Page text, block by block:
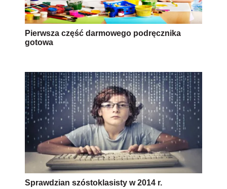
Pierwsza część darmowego podręcznika
gotowa
Sprawdzian szóstoklasisty w 2014 r.